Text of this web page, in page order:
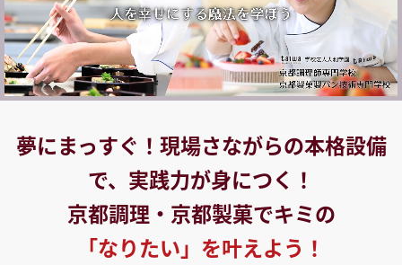
オープンキャンパスを探す
進学イベント
入試・受験入門
お役立ち情報
夢にまっすぐ！現場さながらの本格設備
で、実践力が身につく！
京都調理・京都製菓でキミの
「なりたい」を叶えよう！